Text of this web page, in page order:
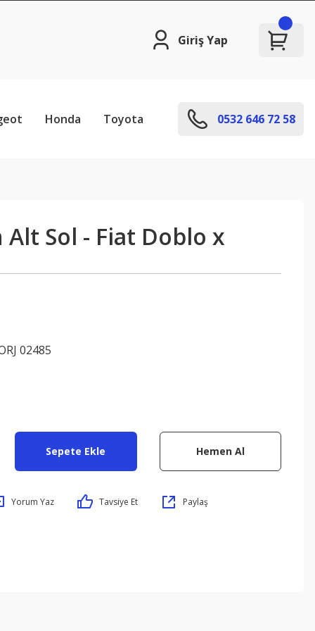
Giriş Yap
Honda Toyota 0532 646 72 58
Alt Sol - Fiat Doblo x
02485
Sepete Ekle Hemen Al
Yorum Yaz Tavsiye Et Paylaş